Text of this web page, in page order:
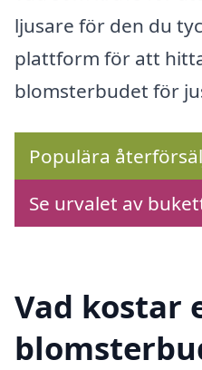
ljusare för den du
plattform för att
blomsterbudet för
Populära
Se urvalet av
Vad kostar